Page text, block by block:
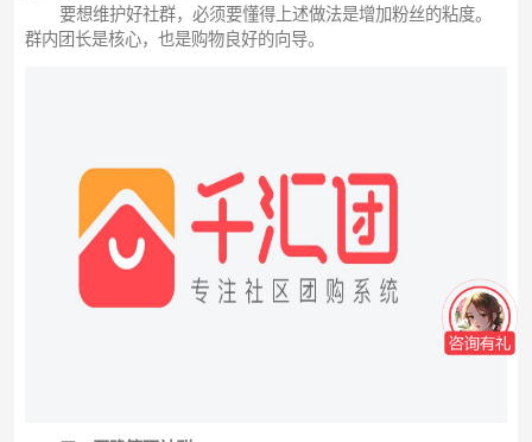
要想维护好社群，必须要懂得上述做法是增加粉丝的粘度。
群内团长是核心，也是购物良好的向导。